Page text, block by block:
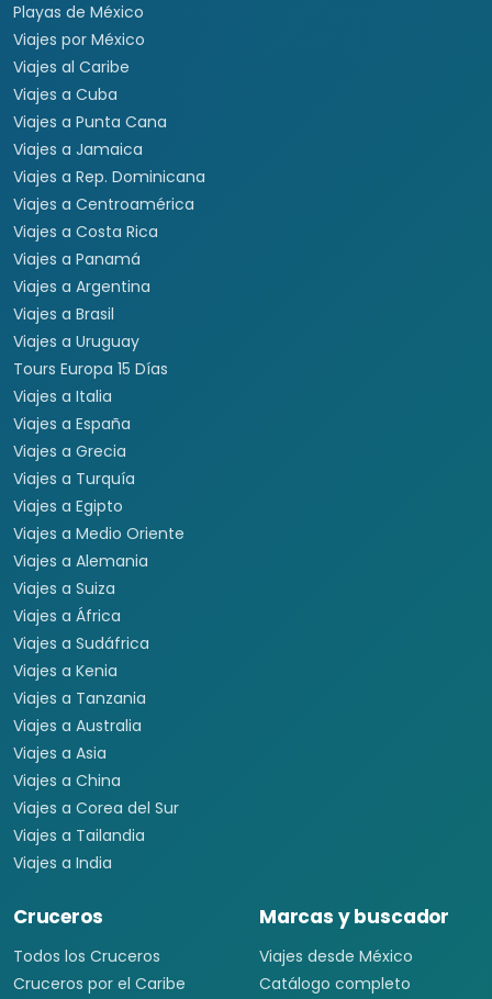
Playas de México
Viajes por México
Viajes al Caribe
Viajes a Cuba
Viajes a Punta Cana
Viajes a Jamaica
Viajes a Rep. Dominicana
Viajes a Centroamérica
Viajes a Costa Rica
Viajes a Panamá
Viajes a Argentina
Viajes a Brasil
Viajes a Uruguay
Tours Europa 15 Días
Viajes a Italia
Viajes a España
Viajes a Grecia
Viajes a Turquía
Viajes a Egipto
Viajes a Medio Oriente
Viajes a Alemania
Viajes a Suiza
Viajes a África
Viajes a Sudáfrica
Viajes a Kenia
Viajes a Tanzania
Viajes a Australia
Viajes a Asia
Viajes a China
Viajes a Corea del Sur
Viajes a Tailandia
Viajes a India
Cruceros
Todos los Cruceros
Cruceros por el Caribe
Marcas y buscador
Viajes desde México
Catálogo completo